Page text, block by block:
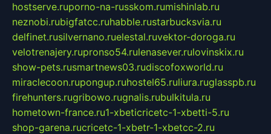
hostserve.ruporno-na-russkom.rumishinlab.ru
neznobi.rubigfatcc.ruhabble.rustarbucksvia.ru
delfinet.rusilvernano.ruelestal.ruvektor-doroga.ru
velotrenajery.rupronso54.rulenasever.rulovinskix.ru
show-pets.rusmartnews03.rudiscofoxworld.ru
miraclecoon.rupongup.ruhostel65.ruliura.ruglasspb.ru
firehunters.rugribowo.rugnalis.rubulkitula.ru
hometown-france.ru1-xbeticricetc-1-xbetti-5.ru
shop-garena.rucricetc-1-xbetr-1-xbetcc-2.ru